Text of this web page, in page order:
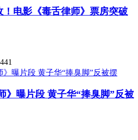
！电影《毒舌律师》票房突破
》曝片段 黄子华“捧臭脚”反被